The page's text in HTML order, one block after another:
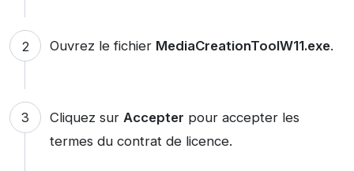
Ouvrez le fichier MediaCreationToolW11.exe.
Cliquez sur Accepter pour accepter les
termes du contrat de licence.